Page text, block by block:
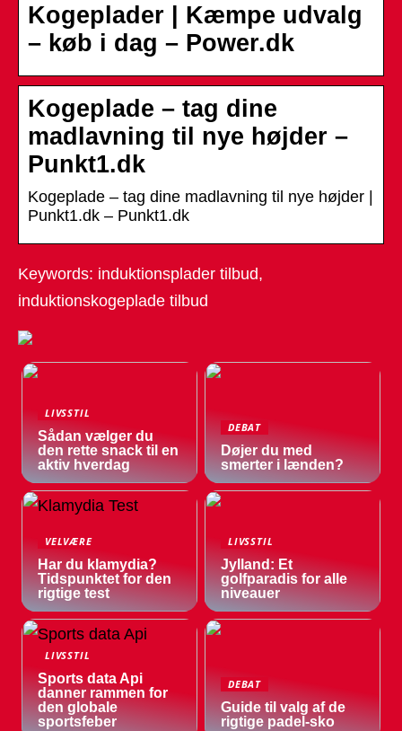
Kogeplader | Kæmpe udvalg
– køb i dag – Power.dk
Kogeplade – tag dine
madlavning til nye højder –
Punkt1.dk
Kogeplade – tag dine madlavning til nye højder |
Punkt1.dk – Punkt1.dk
Keywords: induktionsplader tilbud,
induktionskogeplade tilbud
LIVSSTIL
Sådan vælger du
den rette snack til en
aktiv hverdag
DEBAT
Døjer du med
smerter i lænden?
VELVÆRE
Har du klamydia?
Tidspunktet for den
rigtige test
LIVSSTIL
Jylland: Et
golfparadis for alle
niveauer
LIVSSTIL
Sports data Api
danner rammen for
den globale
sportsfeber
DEBAT
Guide til valg af de
rigtige padel-sko